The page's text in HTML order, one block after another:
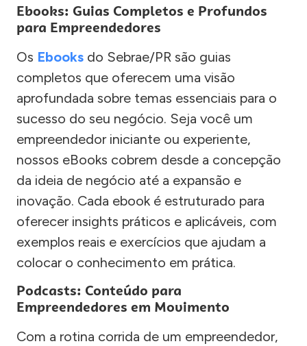
Ebooks: Guias Completos e Profundos
para Empreendedores
Os Ebooks do Sebrae/PR são guias
completos que oferecem uma visão
aprofundada sobre temas essenciais para o
sucesso do seu negócio. Seja você um
empreendedor iniciante ou experiente,
nossos eBooks cobrem desde a concepção
da ideia de negócio até a expansão e
inovação. Cada ebook é estruturado para
oferecer insights práticos e aplicáveis, com
exemplos reais e exercícios que ajudam a
colocar o conhecimento em prática.
Podcasts: Conteúdo para
Empreendedores em Movimento
Com a rotina corrida de um empreendedor,